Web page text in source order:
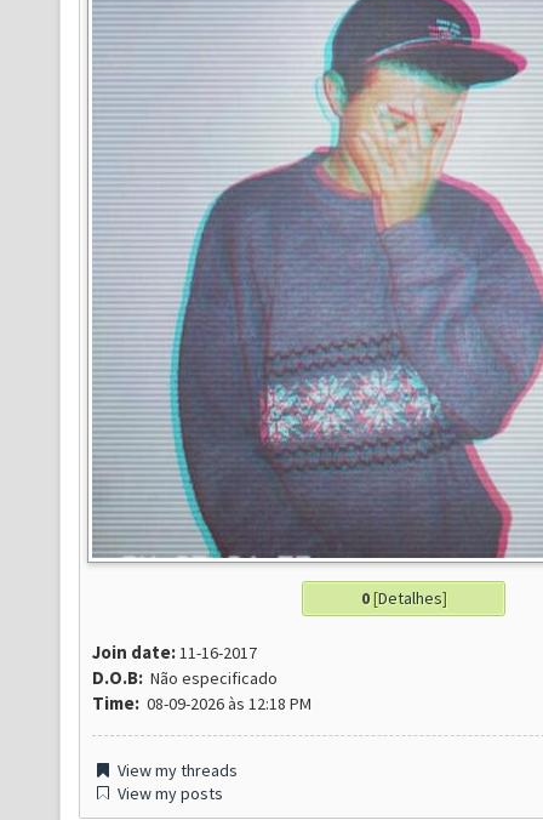
0[Detalhes]
Join date:11-16-2017
D.O.B: Não especificado
Time: 08-09-2026 às 12:18 PM
View my threads
View my posts